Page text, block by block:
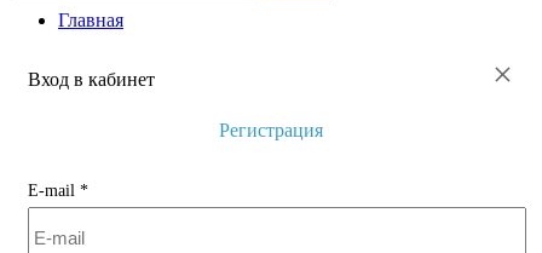
Главная
×
Вход в кабинет
Регистрация
E-mail *